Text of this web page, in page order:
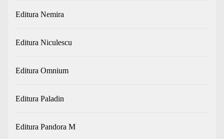
Editura Nemira
Editura Niculescu
Editura Omnium
Editura Paladin
Editura Pandora M